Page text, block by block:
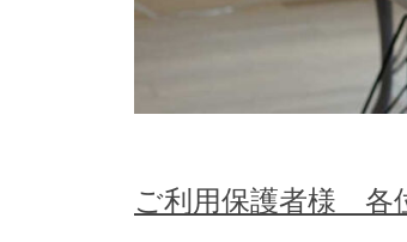
ー
ご利用保護者様 各